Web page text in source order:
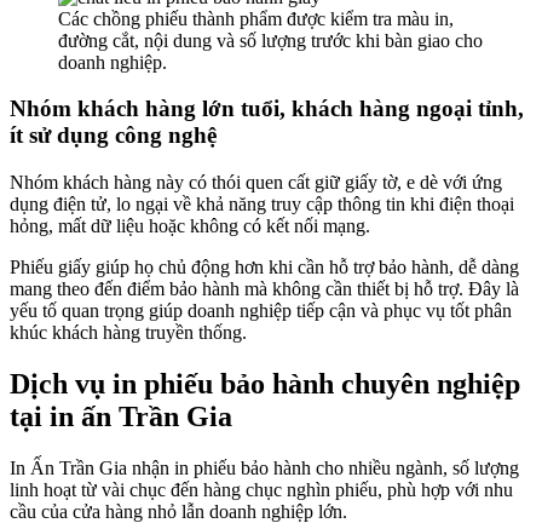
Các chồng phiếu thành phẩm được kiểm tra màu in,
đường cắt, nội dung và số lượng trước khi bàn giao cho
doanh nghiệp.
Nhóm khách hàng lớn tuổi, khách hàng ngoại tỉnh,
ít sử dụng công nghệ
Nhóm khách hàng này có thói quen cất giữ giấy tờ, e dè với ứng
dụng điện tử, lo ngại về khả năng truy cập thông tin khi điện thoại
hỏng, mất dữ liệu hoặc không có kết nối mạng.
Phiếu giấy giúp họ chủ động hơn khi cần hỗ trợ bảo hành, dễ dàng
mang theo đến điểm bảo hành mà không cần thiết bị hỗ trợ. Đây là
yếu tố quan trọng giúp doanh nghiệp tiếp cận và phục vụ tốt phân
khúc khách hàng truyền thống.
Dịch vụ in phiếu bảo hành chuyên nghiệp
tại in ấn Trần Gia
In Ấn Trần Gia nhận in phiếu bảo hành cho nhiều ngành, số lượng
linh hoạt từ vài chục đến hàng chục nghìn phiếu, phù hợp với nhu
cầu của cửa hàng nhỏ lẫn doanh nghiệp lớn.